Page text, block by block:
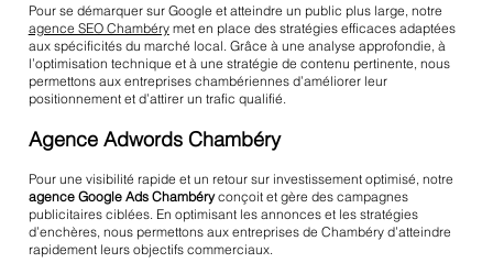
Pour se démarquer sur Google et atteindre un public plus large, notre
agence SEO Chambérymet en place des stratégies efficaces adaptées
aux spécificités du marché local. Grâce à une analyse approfondie, à
l’optimisation technique et à une stratégie de contenu pertinente, nous
permettons aux entreprises chambériennes d’améliorer leur
positionnement et d’attirer un trafic qualifié.
Agence Adwords Chambéry
Pour une visibilité rapide et un retour sur investissement optimisé, notre
agence Google Ads Chambéryconçoit et gère des campagnes
publicitaires ciblées. En optimisant les annonces et les stratégies
d’enchères, nous permettons aux entreprises de Chambéry d’atteindre
rapidement leurs objectifs commerciaux.